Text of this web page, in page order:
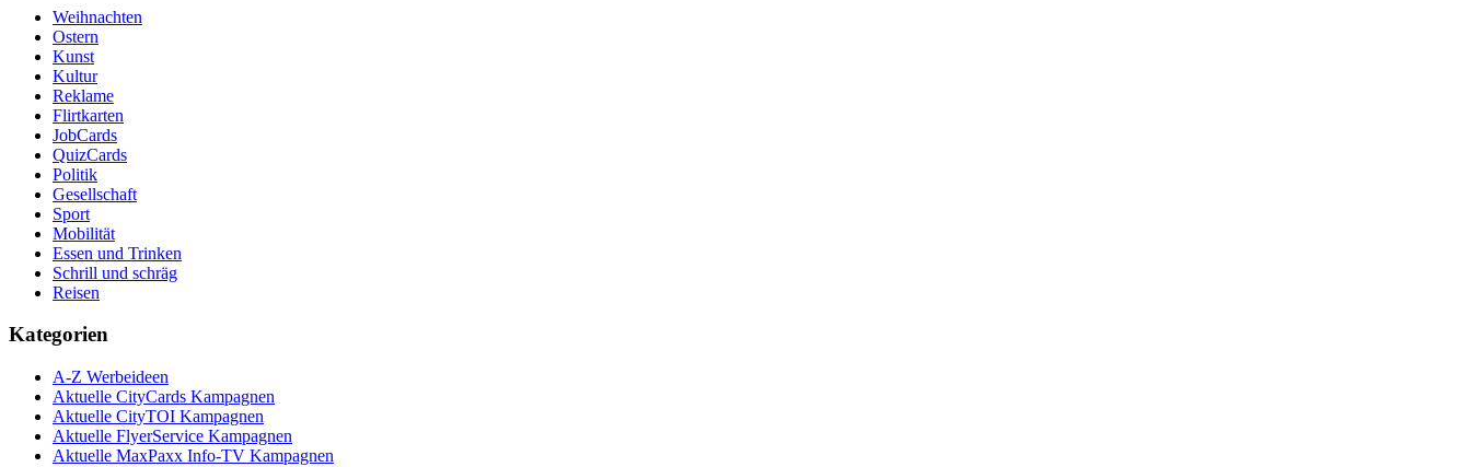
Weihnachten
Ostern
Kunst
Kultur
Reklame
Flirtkarten
JobCards
QuizCards
Politik
Gesellschaft
Sport
Mobilität
Essen und Trinken
Schrill und schräg
Reisen
Kategorien
A-Z Werbeideen
Aktuelle CityCards Kampagnen
Aktuelle CityTOI Kampagnen
Aktuelle FlyerService Kampagnen
Aktuelle MaxPaxx Info-TV Kampagnen